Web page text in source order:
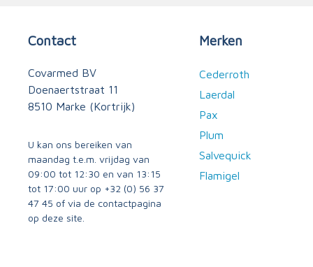
Contact
Covarmed BV
Doenaertstraat 11
8510 Marke (Kortrijk)
U kan ons bereiken van
maandag t.e.m. vrijdag van
09:00 tot 12:30 en van 13:15
tot 17:00 uur op +32 (0) 56 37
47 45 of via de contactpagina
op deze site.
Merken
Cederroth
Laerdal
Pax
Plum
Salvequick
Flamigel